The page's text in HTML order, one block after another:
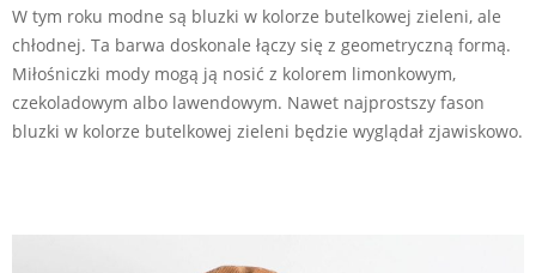
W tym roku modne są bluzki w kolorze butelkowej zieleni, ale
chłodnej. Ta barwa doskonale łączy się z geometryczną formą.
Miłośniczki mody mogą ją nosić z kolorem limonkowym,
czekoladowym albo lawendowym. Nawet najprostszy fason
bluzki w kolorze butelkowej zieleni będzie wyglądał zjawiskowo.